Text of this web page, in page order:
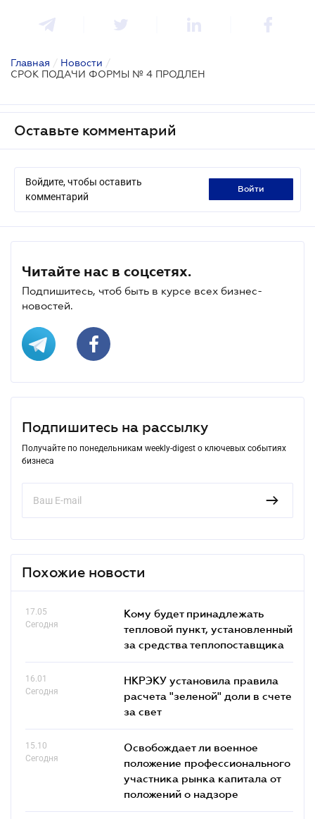
Главная / Новости /
СРОК ПОДАЧИ ФОРМЫ № 4 ПРОДЛЕН
Оставьте комментарий
Войдите, чтобы оставить
комментарий
войти
Читайте нас в соцсетях.
Подпишитесь, чтоб быть в курсе всех бизнес-
новостей.
Подпишитесь на рассылку
Получайте по понедельникам weekly-digest о ключевых событиях
бизнеса
Похожие новости
17.05
Сегодня
Кому будет принадлежать
тепловой пункт, установленный
за средства теплопоставщика
16.01
Сегодня
НКРЭКУ установила правила
расчета "зеленой" доли в счете
за свет
15.10
Сегодня
Освобождает ли военное
положение профессионального
участника рынка капитала от
положений о надзоре